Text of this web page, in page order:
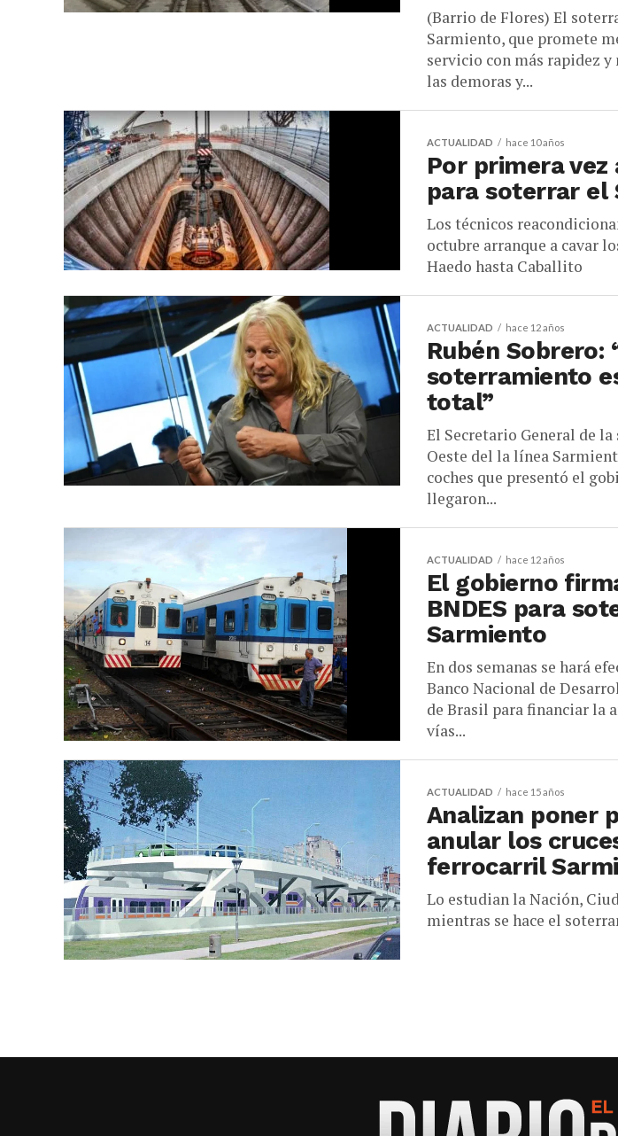
(Barrio de Flores) El
Sarmiento, que promete
servicio con más rapidez
las demoras y...
ACTUALIDAD hace 10 años
Por primera vez
para soterrar el
Los técnicos
octubre arranque a cavar
Haedo hasta Caballito
ACTUALIDAD hace 12 años
Rubén Sobrero:
soterramiento
total”
El Secretario General de la
Oeste del la línea
coches que presentó el
llegaron...
ACTUALIDAD hace 12 años
El gobierno
BNDES para
Sarmiento
En dos semanas se hará
Banco Nacional de
de Brasil para financiar la
vías...
ACTUALIDAD hace 15 años
Analizan poner
anular los
ferrocarril
Lo estudian la Nación,
mientras se hace el